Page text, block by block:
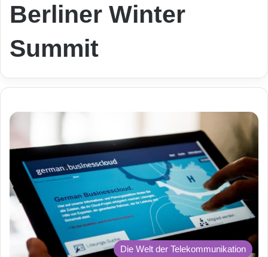
Berliner Winter
Summit
Die Welt der Telekommunikation